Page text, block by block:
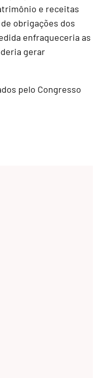
e receitas
obrigações dos
enfraqueceria as
gerar
pelo Congresso